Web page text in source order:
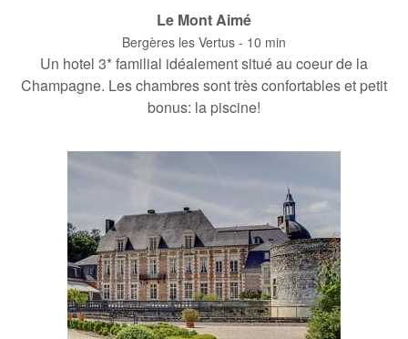
Le Mont Aimé
Bergères les Vertus - 10 min
Un hotel 3* familial idéalement situé au coeur de la
Champagne. Les chambres sont très confortables et petit
bonus: la piscine!